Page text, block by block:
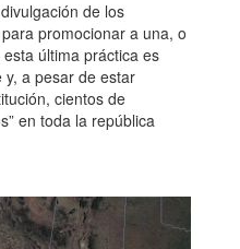
de los
promocionar a una, o
última práctica es
a pesar de estar
cientos de
en toda la república